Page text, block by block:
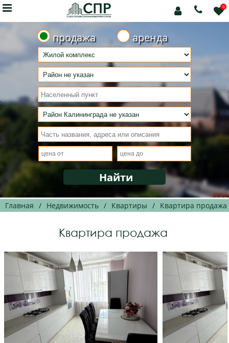
 0


продажа аренда
Главная / Недвижимость / Квартиры / Квартира продажа
Квартира продажа